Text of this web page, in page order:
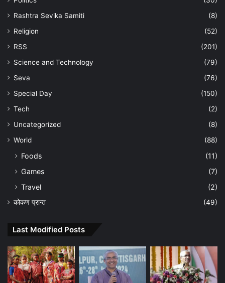
Rashtra Sevika Samiti
(8)
Religion
(52)
RSS
(201)
Science and Technology
(79)
Seva
(76)
Special Day
(150)
Tech
(2)
Uncategorized
(8)
World
(88)
Foods
(11)
Games
(7)
Travel
(2)
कोकण प्रान्त (49)
Last Modified Posts